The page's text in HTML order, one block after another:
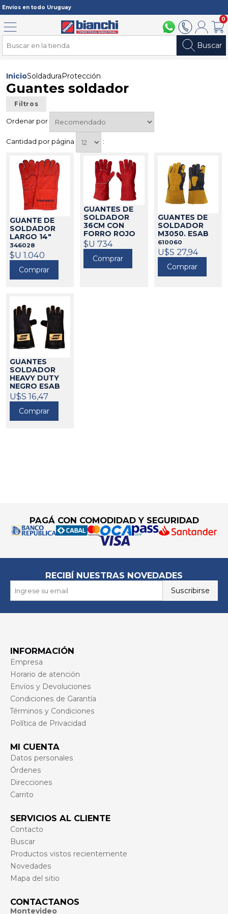
Envíos en todo Uruguay
094 211 1122902 2902Mi cuenta
0
Buscar
Menú
InicioSoldadura Protección
Guantes soldador
Filtros
Ordenar por
Cantidad por página :
GUANTE DE
SOLDADOR
LARGO 14"
346028
$U 1.040
Comprar
GUANTES DE
SOLDADOR
36CM CON
FORRO ROJO
TRUPER
$U 734
Comprar
GUANTES DE
SOLDADOR
M3050. ESAB
610060
U$S 27,94
Comprar
GUANTES
SOLDADOR
HEAVY DUTY
NEGRO ESAB
610004
U$S 16,47
Comprar
PAGÁ CON COMODIDAD Y SEGURIDAD
RECIBÍ NUESTRAS NOVEDADES
Suscribirse
INFORMACIÓN
Empresa
Horario de atención
Envíos y Devoluciones
Condiciones de Garantía
Términos y Condiciones
Política de Privacidad
MI CUENTA
Datos personales
Órdenes
Direcciones
Carrito
SERVICIOS AL CLIENTE
Contacto
Buscar
Productos vistos recientemente
Novedades
Mapa del sitio
CONTACTANOS
Montevideo